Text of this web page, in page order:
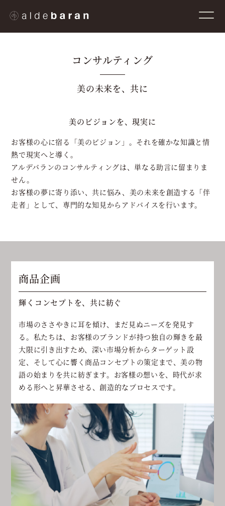
コンサルティング
美の未来を、共に
美のビジョンを、現実に
お客様の心に宿る「美のビジョン」。それを確かな知識と情
熱で現実へと導く。
アルデバランのコンサルティングは、単なる助言に留まりま
せん。
お客様の夢に寄り添い、共に悩み、美の未来を創造する「伴
走者」として、 専門的な知見からアドバイスを行います。
商品企画
輝くコンセプトを、共に紡ぐ
市場のささやきに耳を傾け、まだ見ぬニーズを発見す
る。私たちは、お客様のブランドが持つ独自の輝きを最
大限に引き出すため、深い市場分析からターゲット設
定、そして心に響く商品コンセプトの策定まで、美の物
語の始まりを共に紡ぎます。お客様の想いを、時代が求
める形へと昇華させる、創造的なプロセスです。